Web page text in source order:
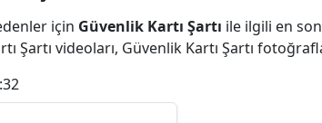
için Güvenlik Kartı Şartı ile ilgili en
Şartı videoları, Güvenlik Kartı Şartı